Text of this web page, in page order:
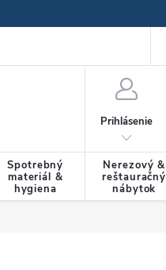
Prihlásenie
Spotrebný
materiál &
hygiena
Nerezový &
reštauračný
nábytok